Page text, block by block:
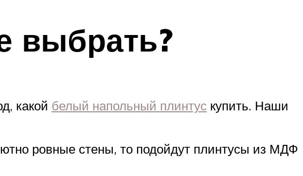
выбрать?
какой белый напольный плинтус купить. Наши
ровные стены, то подойдут плинтусы из МДФ